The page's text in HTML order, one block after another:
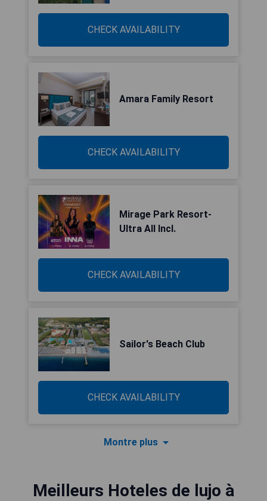
CHECK AVAILABILITY
Amara Family Resort
CHECK AVAILABILITY
Mirage Park Resort-
Ultra All Incl.
CHECK AVAILABILITY
Sailor's Beach Club
CHECK AVAILABILITY
Montre plus
Meilleurs Hoteles de lujo à